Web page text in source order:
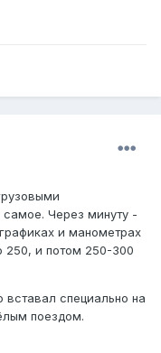
Через минуту -
и манометрах
250, и потом 250-300
вставал специально на
поездом.